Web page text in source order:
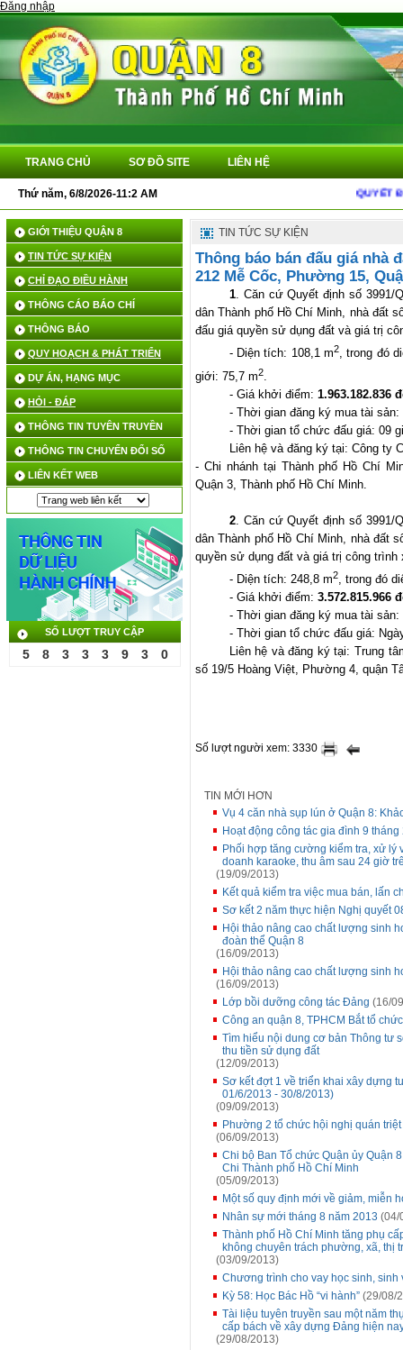
Đăng nhập
TRANG CHỦ SƠ ĐỒ SITE LIÊN HỆ
Thứ năm, 6/8/2026-11:2 AM QUYẾT
GIỚI THIỆU QUẬN 8
TIN TỨC SỰ KIỆN
CHỈ ĐẠO ĐIỀU HÀNH
THÔNG CÁO BÁO CHÍ
THÔNG BÁO
QUY HOẠCH & PHÁT TRIỂN
DỰ ÁN, HẠNG MỤC
HỎI - ĐÁP
THÔNG TIN TUYÊN TRUYỀN
THÔNG TIN CHUYỂN ĐỔI SỐ
LIÊN KẾT WEB
SỐ LƯỢT TRUY CẬP
5 8 3 3 3 9 3 0
TIN TỨC SỰ KIỆN
Thông báo bán đấu giá nhà
212 Mễ Cốc, Phường 15,
1. Căn cứ Quyết định số 3991/
dân Thành phố Hồ Chí Minh, nhà đất
đấu giá quyền sử dụng đất và giá trị
- Diện tích: 108,1 m2, trong đó
giới: 75,7 m2
- Giá khởi điểm: 1.963.182.836
- Thời gian đăng ký mua tài
- Thời gian tổ chức đấu giá: 09
Liên hệ và đăng ký tại: Công ty
- Chi nhánh tại Thành phố Hồ Chí
Quận 3, Thành phố Hồ Chí Minh.
2. Căn cứ Quyết định số 3991/
dân Thành phố Hồ Chí Minh, nhà đất
quyền sử dụng đất và giá trị công
- Diện tích: 248,8 m2, trong đó
- Giá khởi điểm: 3.572.815.966
- Thời gian đăng ký mua tài
- Thời gian tổ chức đấu giá:
Liên hệ và đăng ký tại: Trung
số 19/5 Hoàng Việt, Phường 4, quận
Số lượt người xem: 3330
TIN MỚI HƠN
Vụ 4 căn nhà sụp lún ở Quận 8:
Hoạt động công tác gia đình 9 tháng
Phối hợp tăng cường kiểm tra, xử
doanh karaoke, thu âm sau 24 giờ
(19/09/2013)
Kết quả kiểm tra việc mua bán, lấn
Sơ kết 2 năm thực hiện Nghị quyết
Hội thảo nâng cao chất lượng sinh
đoàn thể Quận 8
(16/09/2013)
Hội thảo nâng cao chất lượng sinh
(16/09/2013)
Lớp bồi dưỡng công tác Đảng (16/
Công an quận 8, TPHCM Bắt tổ
Tìm hiểu nội dung cơ bản Thông tư
thu tiền sử dụng đất
(12/09/2013)
Sơ kết đợt 1 về triển khai xây dựng
01/6/2013 - 30/8/2013)
(09/09/2013)
Phường 2 tổ chức hội nghị quán
(06/09/2013)
Chi bộ Ban Tổ chức Quận ủy Quận
Chi Thành phố Hồ Chí Minh
(05/09/2013)
Một số quy định mới về giảm, miễn
Nhân sự mới tháng 8 năm 2013 (04/
Thành phố Hồ Chí Minh tăng phụ
không chuyên trách phường, xã, thị
(03/09/2013)
Chương trình cho vay học sinh, sinh
Kỳ 58: Học Bác Hồ “vi hành” (29/08/
Tài liệu tuyên truyền sau một năm
cấp bách về xây dựng Đảng hiện
(29/08/2013)